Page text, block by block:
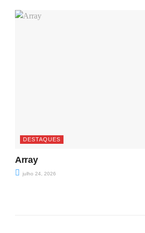
DESTAQUES
Array
julho 24, 2026